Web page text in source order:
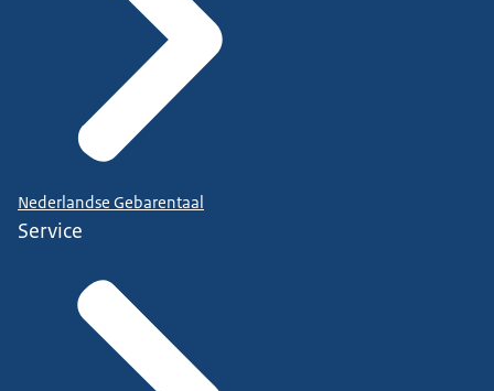
Nederlandse Gebarentaal
Service